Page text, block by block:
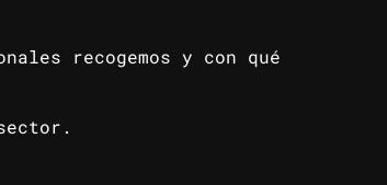
recogemos y con qué